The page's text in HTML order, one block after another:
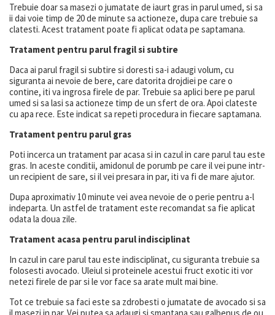
Trebuie doar sa masezi o jumatate de iaurt gras in parul umed, si sa
ii dai voie timp de 20 de minute sa actioneze, dupa care trebuie sa
clatesti. Acest tratament poate fi aplicat odata pe saptamana.
Tratament pentru parul fragil si subtire
Daca ai parul fragil si subtire si doresti sa-i adaugi volum, cu
siguranta ai nevoie de bere, care datorita drojdiei pe care o
contine, iti va ingrosa firele de par. Trebuie sa aplici bere pe parul
umed si sa lasi sa actioneze timp de un sfert de ora. Apoi clateste
cu apa rece. Este indicat sa repeti procedura in fiecare saptamana.
Tratament pentru parul gras
Poti incerca un tratament par acasa si in cazul in care parul tau este
gras. In aceste conditii, amidonul de porumb pe care il vei pune intr-
un recipient de sare, si il vei presara in par, iti va fi de mare ajutor.
Dupa aproximativ 10 minute vei avea nevoie de o perie pentru a-l
indeparta. Un astfel de tratament este recomandat sa fie aplicat
odata la doua zile.
Tratament acasa pentru parul indisciplinat
In cazul in care parul tau este indisciplinat, cu siguranta trebuie sa
folosesti avocado. Uleiul si proteinele acestui fruct exotic iti vor
netezi firele de par si le vor face sa arate mult mai bine.
Tot ce trebuie sa faci este sa zdrobesti o jumatate de avocado si sa
il masezi in par. Vei putea sa adaugi si smantana sau galbenus de ou